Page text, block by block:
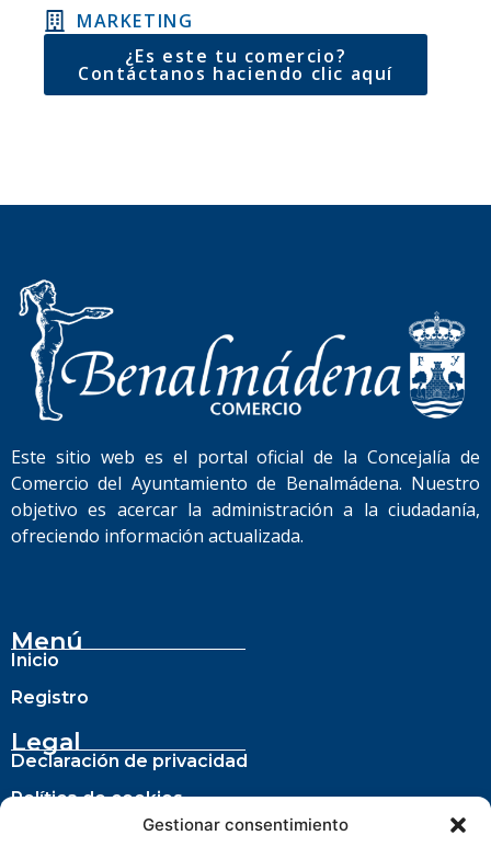
Gestionar consentimiento
MARKETING
¿Es este tu comercio?
Contáctanos haciendo clic aquí
Este sitio web es el portal oficial de la Concejalía de
Comercio del Ayuntamiento de Benalmádena. Nuestro
objetivo es acercar la administración a la ciudadanía,
ofreciendo información actualizada.
Menú
Inicio
Registro
Legal
Declaración de privacidad
Política de cookies